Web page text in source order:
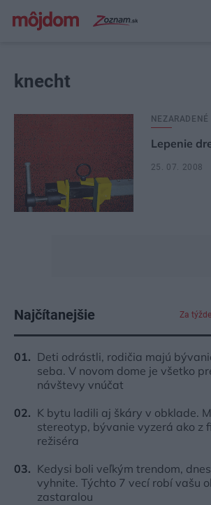
knecht
NEZARADENÉ
Lepenie
25. 07. 2008
Najčítanejšie Za
Deti odrástli, rodičia majú
seba. V novom dome je všetko
návštevy vnúčat
K bytu ladili aj škáry v obklade.
stereotyp, bývanie vyzerá ako z
režiséra
Kedysi boli veľkým trendom,
vyhnite. Týchto 7 vecí robí vašu
zastaralou